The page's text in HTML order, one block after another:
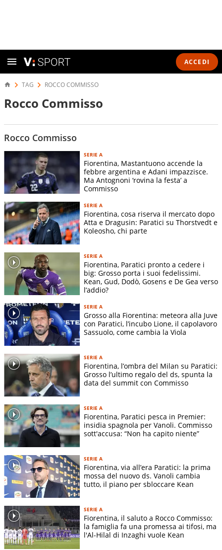
ACCEDI
TAG ROCCO COMMISSO
Rocco Commisso
Rocco Commisso
SERIE A
Fiorentina, Mastantuono accende la
febbre argentina e Adani impazzisce.
Ma Antognoni ‘rovina la festa’ a
Commisso
SERIE A
Fiorentina, cosa riserva il mercato dopo
Atta e Dragusin: Paratici su Thorstvedt e
Koleosho, chi parte
SERIE A
Fiorentina, Paratici pronto a cedere i
big: Grosso porta i suoi fedelissimi.
Kean, Gud, Dodò, Gosens e De Gea verso
l’addio?
SERIE A
Grosso alla Fiorentina: meteora alla Juve
con Paratici, l’incubo Lione, il capolavoro
Sassuolo, come cambia la Viola
SERIE A
Fiorentina, l’ombra del Milan su Paratici:
Grosso l’ultimo regalo del ds, spunta la
data del summit con Commisso
SERIE A
Fiorentina, Paratici pesca in Premier:
insidia spagnola per Vanoli. Commisso
sott'accusa: “Non ha capito niente”
SERIE A
Fiorentina, via all’era Paratici: la prima
mossa del nuovo ds. Vanoli cambia
tutto, il piano per sbloccare Kean
SERIE A
Fiorentina, il saluto a Rocco Commisso:
la famiglia fa una promessa ai tifosi, ma
l'Al-Hilal di Inzaghi vuole Kean